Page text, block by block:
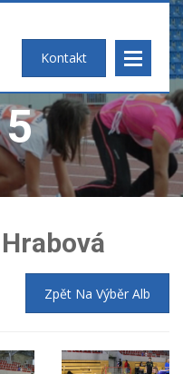
Kontakt
Zpět Na Výběr Alb